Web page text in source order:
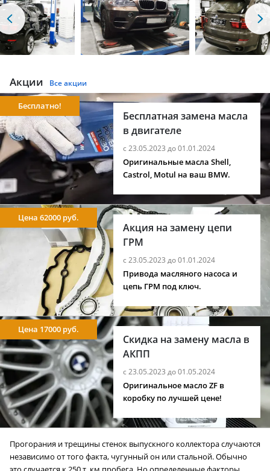
Акции Все акции
Бесплатная замена масла
в двигателе
с 23.05.2023 до 01.01.2024
Бесплатно!
Оригинальные масла Shell,
Castrol, Motul на ваш BMW.
Акция на замену цепи
ГРМ
с 23.05.2023 до 01.01.2024
Цена 62000 руб.
Привода масляного насоса и
цепь ГРМ под ключ.
Скидка на замену масла в
АКПП
с 23.05.2023 до 01.05.2024
Цена 17000 руб.
Оригинальное масло ZF в
коробку по лучшей цене!
Прогорания и трещины стенок выпускного коллектора случаются
независимо от того факта, чугунный он или стальной. Обычно